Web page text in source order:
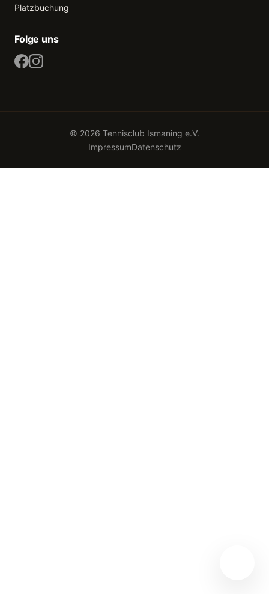
Platzbuchung
Folge uns
© 2026 Tennisclub Ismaning e.V.
ImpressumDatenschutz